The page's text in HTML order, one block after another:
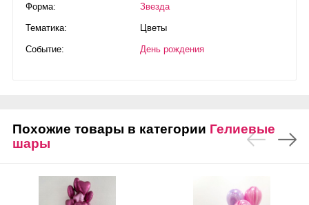
Форма: Звезда
Тематика: Цветы
Событие: День рождения
Похожие товары в категории Гелиевые
шары